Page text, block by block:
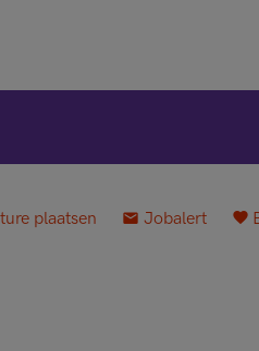
plaatsen Jobalert